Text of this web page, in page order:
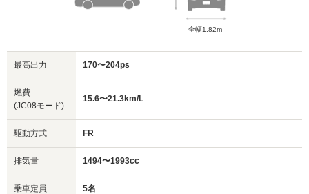
全幅1.82m
最高出力 170〜204ps
燃費
(JC08モード)
15.6〜21.3km/L
駆動方式 FR
排気量 1494〜1993cc
乗車定員 5名